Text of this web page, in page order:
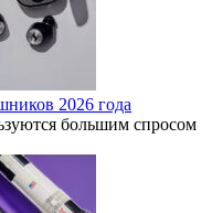
2026 года
большим спросом